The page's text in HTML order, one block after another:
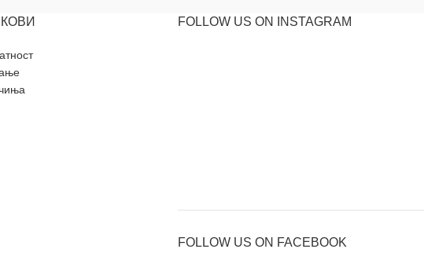
FOLLOW US ON INSTAGRAM
FOLLOW US ON FACEBOOK